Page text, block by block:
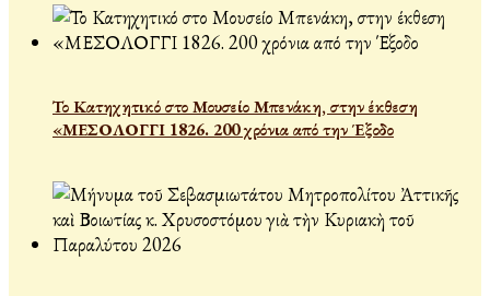
Το Κατηχητικό στο Μουσείο Μπενάκη, στην έκθεση
«ΜΕΣΟΛΟΓΓΙ 1826. 200 χρόνια από την Έξοδο